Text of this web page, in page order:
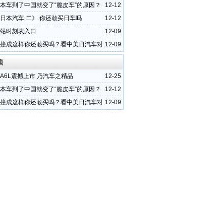
12-12
车到了中国就变了“脆皮车”的原因？
12-12
日本汽车 二》 你还敢买日车吗
12-09
时刻表入口
12-09
成这样你还敢买吗？看中美日汽车对
12-25
震撼上市 乃汽车之精品
12-12
车到了中国就变了“脆皮车”的原因？
12-09
成这样你还敢买吗？看中美日汽车对